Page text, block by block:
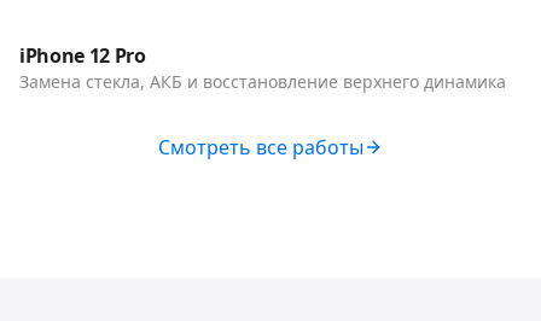
Телефоны
iPhone 12 Pro
Замена стекла, АКБ и восстановление верхнего динамика
Смотреть все работы